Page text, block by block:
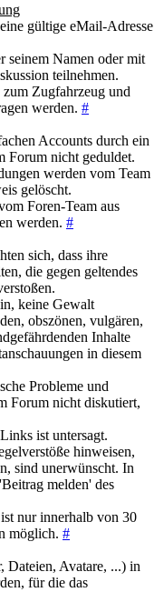
gültige eMail-Adresse
seinem Namen oder mit
teilnehmen.
Zugfahrzeug und
werden. #
Accounts durch ein
Forum nicht geduldet.
werden vom Team
gelöscht.
Foren-Team aus
werden. #
sich, dass ihre
die gegen geltendes
keine Gewalt
obszönen, vulgären,
Inhalte
in diesem
Probleme und
Forum nicht diskutiert,
ist untersagt.
hinweisen,
sind unerwünscht. In
melden' des
nur innerhalb von 30
möglich. #
Dateien, Avatare, ...) in
für die das